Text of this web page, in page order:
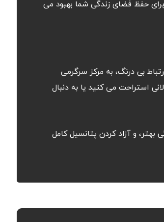
حفظ فضای زندگی شما بهبود می
بی درنگ، به مرکز سرگرمی
استراحت می کنید یا به دنبال
بهتر، و آزاد کردن پتانسیل کامل